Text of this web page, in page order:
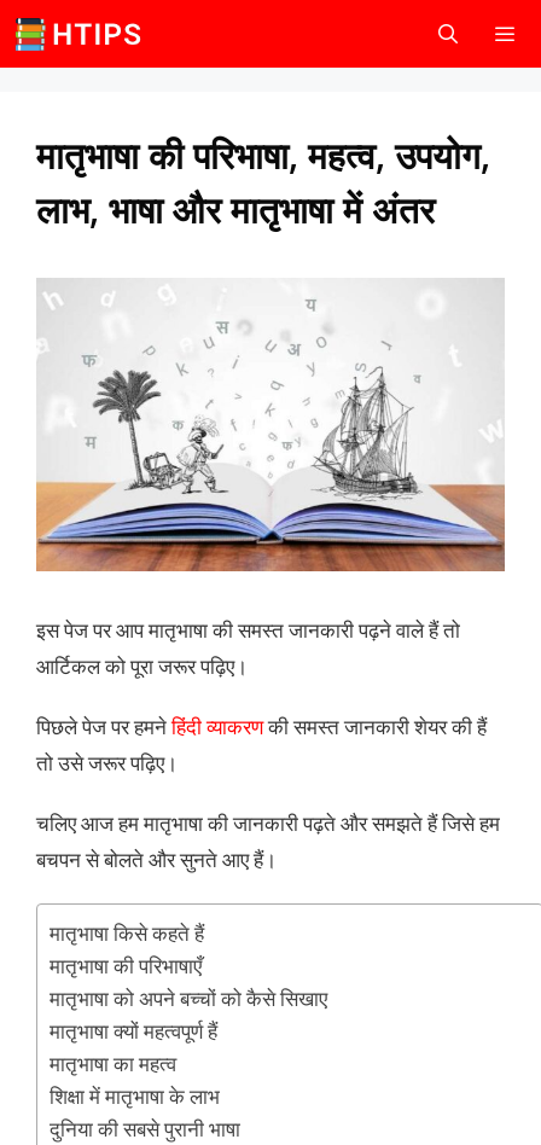
Skip
to
मातृभाषा की परिभाषा, महत्व, उपयोग,
लाभ, भाषा और मातृभाषा में अंतर
इस पेज पर आप मातृभाषा की समस्त जानकारी पढ़ने वाले हैं तो
आर्टिकल को पूरा जरूर पढ़िए।
पिछले पेज पर हमनेहिंदी व्याकरणकी समस्त जानकारी शेयर की हैं
तो उसे जरूर पढ़िए।
चलिए आज हम मातृभाषा की जानकारी पढ़ते और समझते हैं जिसे हम
बचपन से बोलते और सुनते आए हैं।
मातृभाषा किसे कहते हैं
मातृभाषा की परिभाषाएँ
मातृभाषा को अपने बच्चों को कैसे सिखाए
मातृभाषा क्यों महत्वपूर्ण हैं
मातृभाषा का महत्व
शिक्षा में मातृभाषा के लाभ
दुनिया की सबसे पुरानी भाषा